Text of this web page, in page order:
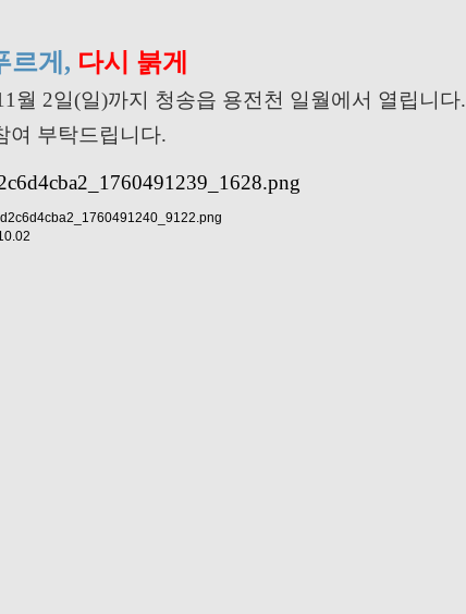
르게, 다시 붉게
월 2일(일)까지 청송읍 용전천 일월에서 열립니다.
여 부탁드립니다.